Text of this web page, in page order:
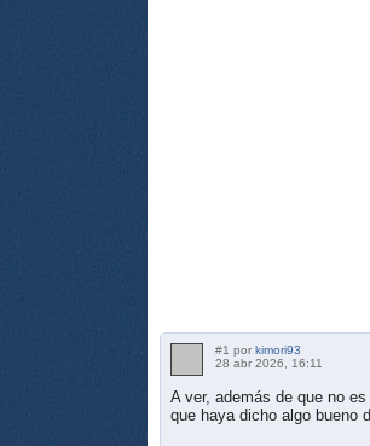
#1 por kimori93
28 abr 2026, 16:11
A ver, además de que no
que haya dicho algo bueno